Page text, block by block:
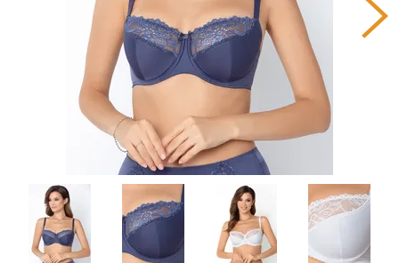
Предпросмотр
фотографий